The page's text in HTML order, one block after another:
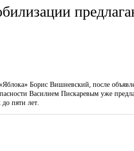
Борис Вишневский, после
Василием Пискаревым уже
пяти лет.